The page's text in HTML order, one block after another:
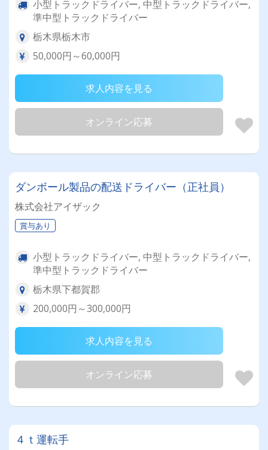
小型トラックドライバー, 中型トラックドライバー,
準中型トラックドライバー
栃木県栃木市
50,000円～60,000円
求人内容を見る
オンライン応募
ダンボール製品の配送ドライバー（正社員）
株式会社アイザック
賞与あり
小型トラックドライバー, 中型トラックドライバー,
準中型トラックドライバー
栃木県下都賀郡
200,000円～300,000円
求人内容を見る
オンライン応募
４ｔ運転手